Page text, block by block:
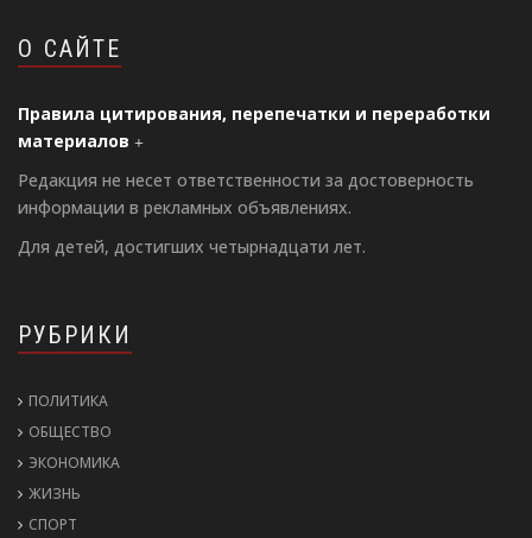
О САЙТЕ
Правила цитирования, перепечатки и переработки
материалов
Редакция не несет ответственности за достоверность
информации в рекламных объявлениях.
Для детей, достигших четырнадцати лет.
РУБРИКИ
ПОЛИТИКА
ОБЩЕСТВО
ЭКОНОМИКА
ЖИЗНЬ
СПОРТ